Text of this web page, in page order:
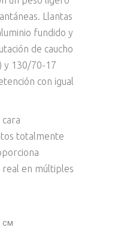
Llantas
fundido y
de caucho
y 130/70-17
con igual
totalmente
en múltiples